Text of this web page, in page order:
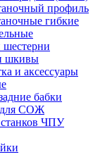
профиль
гибкие
шестерни
шкивы
и аксессуары
бабки
СОЖ
ЧПУ